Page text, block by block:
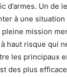
d’armes. Un de
à une situation
mission
haut risque qui
les principaux
des plus